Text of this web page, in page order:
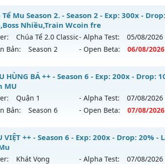
loại: Mu Nguyên bản Webzen
Antihack
HÀ NỘI SS2 - Cày Cuốc giải trí
mới ra tháng 08 2026 - Mở máy chủHuyền
9999x - Drop: 99%
loại: Mu Nguyên bản Webzen
ugk
Tể Mu Season 2. - Season 2 - Exp: 300x -
Nhiều,Train Wcoin fre
Chúa Tể 2.0 Classic- Alpha Test: 05/08/2026
Bản:
Season 2 - Open Beta: 06/08/2026
Tể Mu Season 2. - Lộ trình,Boss
mới ra tháng 08 2026 - Mở máy chủChúa
08/2626
reset: Reset In Game
loại: Mu Nguyên bản Webzen
HÙNG BÁ ++ - Season 6 - Exp: 200x - Drop:
MU
Quận 1 - Alpha Test: 07/08/2026
Bản:
Season 6 - Open Beta: 07/08/2026
MU HÙNG BÁ ++ - Siêu Phẩm MU
mới ra tháng 08 2026 - Mở máy chủQuận
VIỆT ++ - Season 6 - Exp: 200x - Drop: 20% -
Khát Vọng - Alpha Test: 07/08/2026